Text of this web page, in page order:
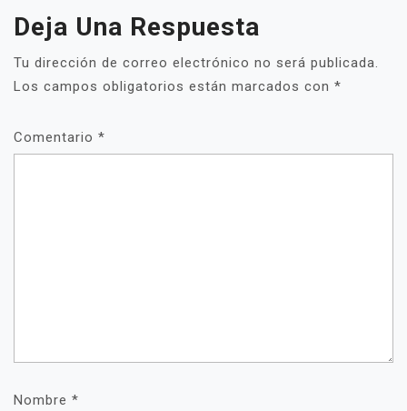
Deja Una Respuesta
Tu dirección de correo electrónico no será publicada.
Los campos obligatorios están marcados con *
Comentario *
Nombre *